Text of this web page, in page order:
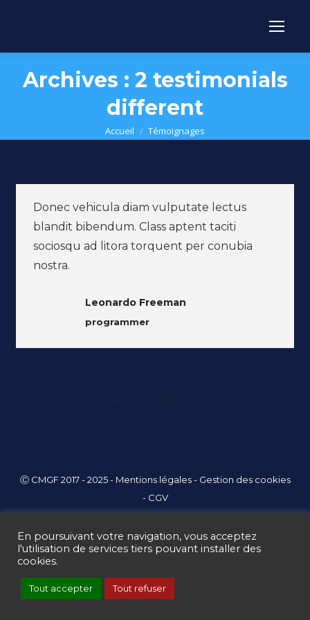
Archives : 2 testimonials
different
Vous êtes ici :
Accueil Témoignages
Donec vehicula diam vulputate lectus
blandit bibendum. Class aptent taciti
sociosqu ad litora torquent per conubia
nostra.
Leonardo Freeman
programmer
← 1 2
Ⓒ CMGF 2017 - 2025 - Mentions légales- Gestion des cookies
- CGV
En poursuivant votre navigation, vous acceptez
l'utilisation de services tiers pouvant installer des
cookies.
Tout accepter Tout refuser